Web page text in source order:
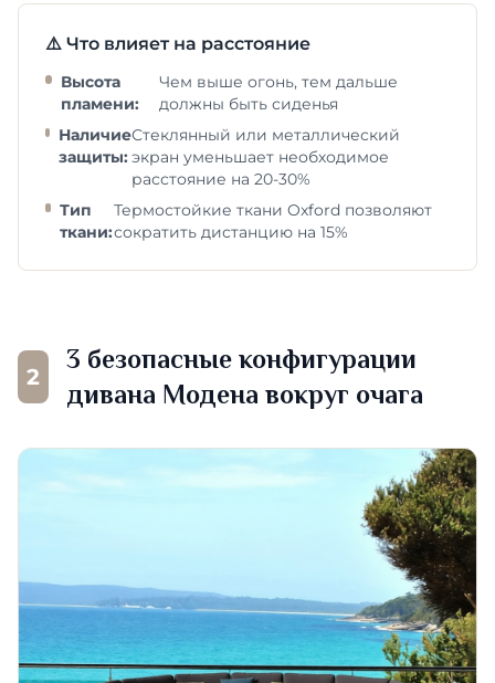
⚠️ Что влияет на расстояние
Высота
пламени:
Чем выше огонь, тем дальше
должны быть сиденья
Наличие
защиты:
Стеклянный или металлический
экран уменьшает необходимое
расстояние на 20-30%
Тип
ткани:
Термостойкие ткани Oxford позволяют
сократить дистанцию на 15%
2
3 безопасные конфигурации
дивана Модена вокруг очага